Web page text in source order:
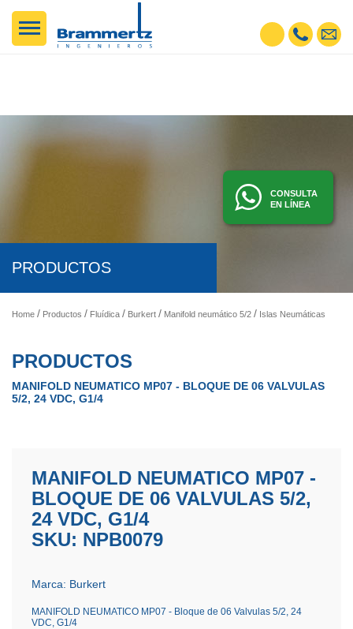
CONSULTA
EN LÍNEA
PRODUCTOS
Home Productos Fluídica Burkert Manifold neumático 5/2 Islas Neumáticas y Manifolds
PRODUCTOS
MANIFOLD NEUMATICO MP07 - BLOQUE DE 06 VALVULAS
5/2, 24 VDC, G1/4
MANIFOLD NEUMATICO MP07 -
BLOQUE DE 06 VALVULAS 5/2,
24 VDC, G1/4
SKU: NPB0079
Marca: Burkert
MANIFOLD NEUMATICO MP07 - Bloque de 06 Valvulas 5/2, 24
VDC, G1/4